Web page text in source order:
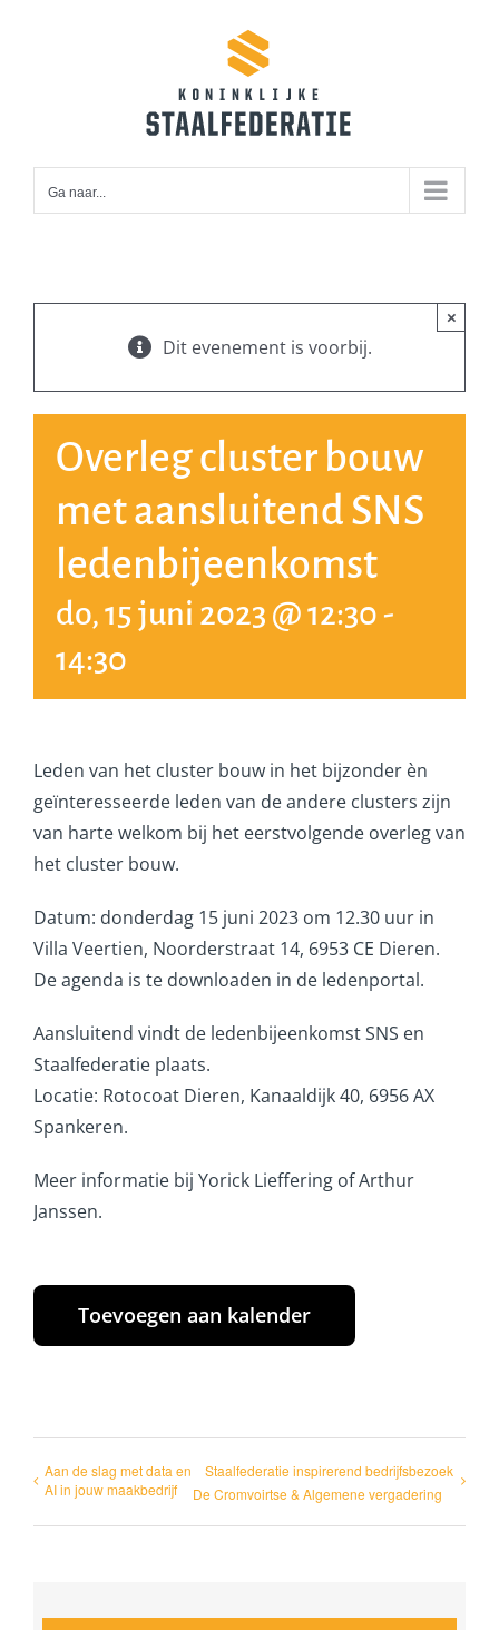
Ga naar...
Dit evenement is voorbij.
×
Overleg cluster bouw
met aansluitend SNS
ledenbijeenkomst
do, 15 juni 2023 @ 12:30-
14:30
Leden van het cluster bouw in het bijzonder èn
geïnteresseerde leden van de andere clusters zijn
van harte welkom bij het eerstvolgende overleg van
het cluster bouw.
Datum: donderdag 15 juni 2023 om 12.30 uur in
Villa Veertien, Noorderstraat 14, 6953 CE Dieren.
De agenda is te downloaden in de ledenportal.
Aansluitend vindt de ledenbijeenkomst SNS en
Staalfederatie plaats.
Locatie: Rotocoat Dieren, Kanaaldijk 40, 6956 AX
Spankeren.
Meer informatie bij Yorick Lieffering of Arthur
Janssen.
Toevoegen aan kalender
Aan de slag met data en
AI in jouw maakbedrijf
Staalfederatie inspirerend bedrijfsbezoek
De Cromvoirtse & Algemene vergadering